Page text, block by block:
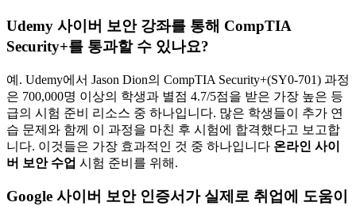
Udemy 사이버 보안 강좌를 통해 CompTIA
Security+를 통과할 수 있나요?
예. Udemy에서 Jason Dion의 CompTIA Security+(SY0-701) 과정
은 700,000명 이상의 학생과 별점 4.7/5점을 받은 가장 높은 등
급의 시험 준비 리소스 중 하나입니다. 많은 학생들이 추가 연
습 문제와 함께 이 과정을 마친 후 시험에 합격했다고 보고합
니다. 이것들은 가장 효과적인 것 중 하나입니다 온라인 사이
버 보안 수업 시험 준비를 위해.
Google 사이버 보안 인증서가 실제로 취업에 도움이